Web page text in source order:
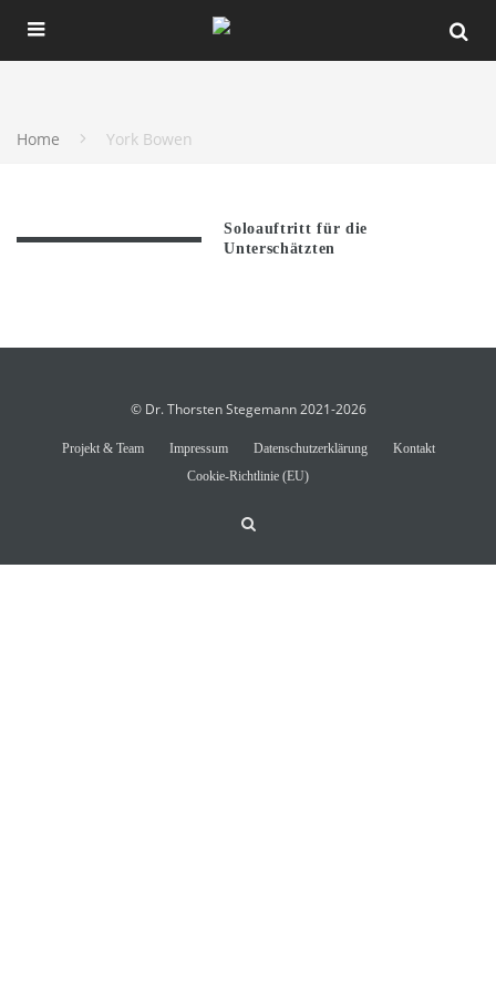
Home York Bowen
Soloauftritt für die
Unterschätzten
© Dr. Thorsten Stegemann 2021-2026
Projekt & Team Impressum Datenschutzerklärung
Kontakt
Cookie-Richtlinie (EU)